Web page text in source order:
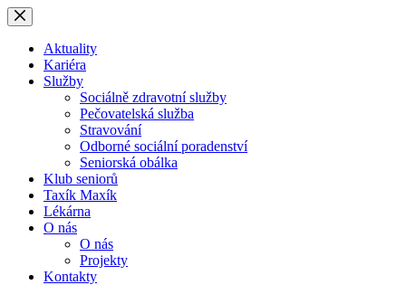
Skip
to
contentAktuality
Kariéra
Služby
Sociálně zdravotní služby
Pečovatelská služba
Stravování
Odborné sociální poradenství
Seniorská obálka
Klub seniorů
Taxík Maxík
Lékárna
O nás
O nás
Projekty
Kontakty